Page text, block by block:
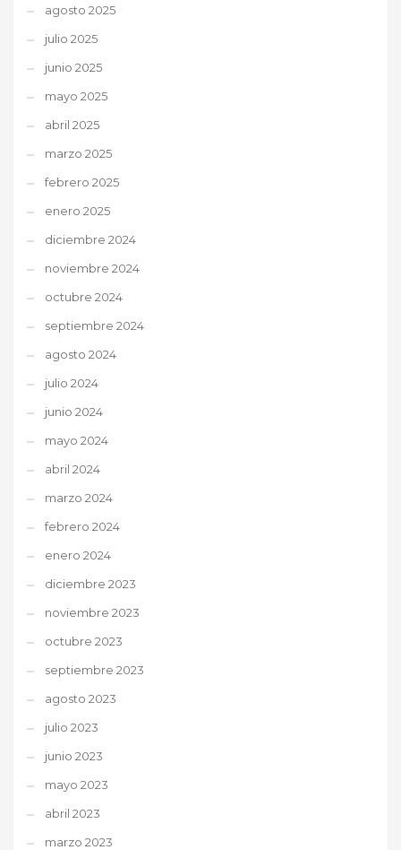
agosto 2025
julio 2025
junio 2025
mayo 2025
abril 2025
marzo 2025
febrero 2025
enero 2025
diciembre 2024
noviembre 2024
octubre 2024
septiembre 2024
agosto 2024
julio 2024
junio 2024
mayo 2024
abril 2024
marzo 2024
febrero 2024
enero 2024
diciembre 2023
noviembre 2023
octubre 2023
septiembre 2023
agosto 2023
julio 2023
junio 2023
mayo 2023
abril 2023
marzo 2023